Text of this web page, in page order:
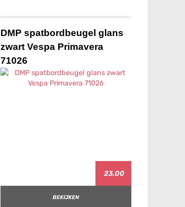
DMP spatbordbeugel glans
zwart Vespa Primavera
71026
23.00
BEKIJKEN